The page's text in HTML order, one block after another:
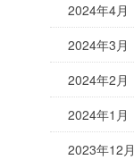
2024年4月
2024年3月
2024年2月
2024年1月
2023年12月